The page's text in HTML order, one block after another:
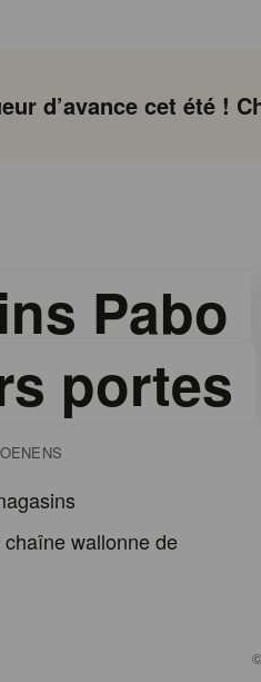
d’avance cet été !
Pabo
portes
wallonne de